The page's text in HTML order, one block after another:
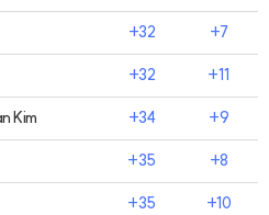
+32 +7
+32 +11
Kim +34 +9
+35 +8
+35 +10